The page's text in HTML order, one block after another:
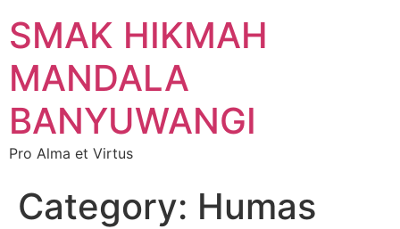
SMAK HIKMAH
MANDALA
BANYUWANGI
Pro Alma et Virtus
Category: Humas